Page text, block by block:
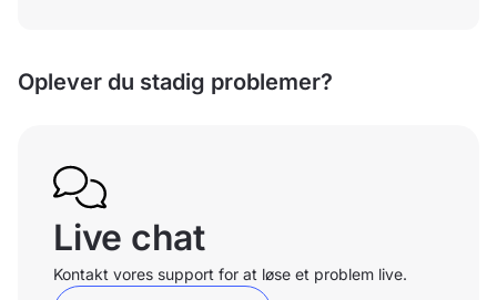
Oplever du stadig problemer?
Live chat
Kontakt vores support for at løse et problem live.